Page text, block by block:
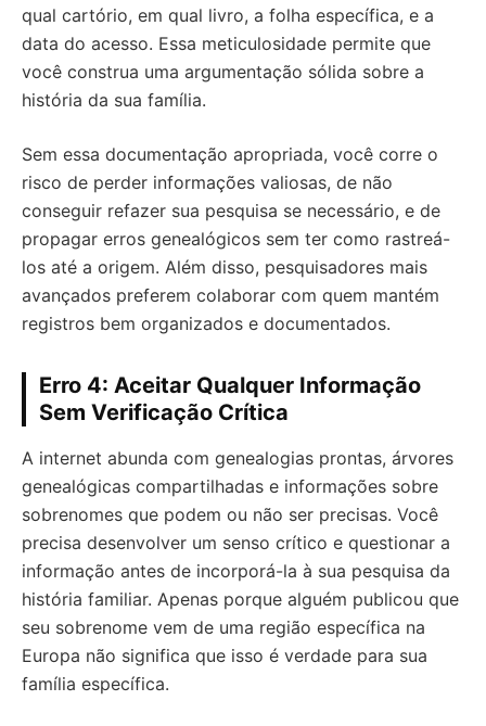
qual cartório, em qual livro, a folha específica, e a
data do acesso. Essa meticulosidade permite que
você construa uma argumentação sólida sobre a
história da sua família.
Sem essa documentação apropriada, você corre o
risco de perder informações valiosas, de não
conseguir refazer sua pesquisa se necessário, e de
propagar erros genealógicos sem ter como rastreá-
los até a origem. Além disso, pesquisadores mais
avançados preferem colaborar com quem mantém
registros bem organizados e documentados.
Erro 4: Aceitar Qualquer Informação
Sem Verificação Crítica
A internet abunda com genealogias prontas, árvores
genealógicas compartilhadas e informações sobre
sobrenomes que podem ou não ser precisas. Você
precisa desenvolver um senso crítico e questionar a
informação antes de incorporá-la à sua pesquisa da
história familiar. Apenas porque alguém publicou que
seu sobrenome vem de uma região específica na
Europa não significa que isso é verdade para sua
família específica.